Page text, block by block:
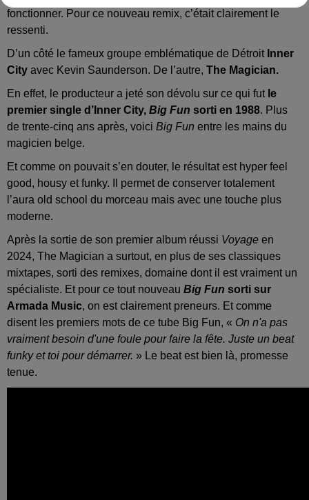
fonctionner. Pour ce nouveau remix, c’était clairement le
ressenti.
D’un côté le fameux groupe emblématique de DétroitInner
City avec Kevin Saunderson. De l’autre, The Magician.
En effet, le producteur a jeté son dévolu sur ce qui futle
premier single d’Inner City, Big Fun sorti en 1988. Plus
de trente-cinq ans après, voici Big Fun entre les mains du
magicien belge.
Et comme on pouvait s’en douter, le résultat est hyper feel
good, housy et funky. Il permet de conserver totalement
l’aura old school du morceau mais avec une touche plus
moderne.
Après la sortie de son premier album réussi Voyage en
2024, The Magician a surtout, en plus de ses classiques
mixtapes, sorti des remixes, domaine dont il est vraiment un
spécialiste. Et pour ce tout nouveau Big Fun sorti sur
Armada Music, on est clairement preneurs. Et comme
disent les premiers mots de ce tube Big Fun, « On n'a pas
vraiment besoin d'une foule pour faire la fête. Juste un beat
funky et toi pour démarrer. » Le beat est bien là, promesse
tenue.